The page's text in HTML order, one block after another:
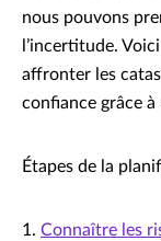
nous pouvons
l’incertitude.
affronter les
confiance grâce à
Étapes de la
1. Connaître les